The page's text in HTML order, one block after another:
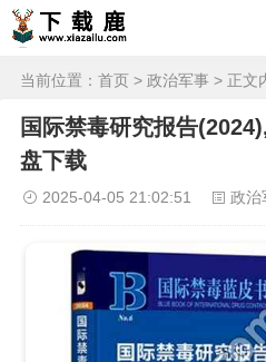
当前位置： 首页 > 政治军事 > 正文
国际禁毒研究报告
盘下载
2025-04-05 21:02:51 政治